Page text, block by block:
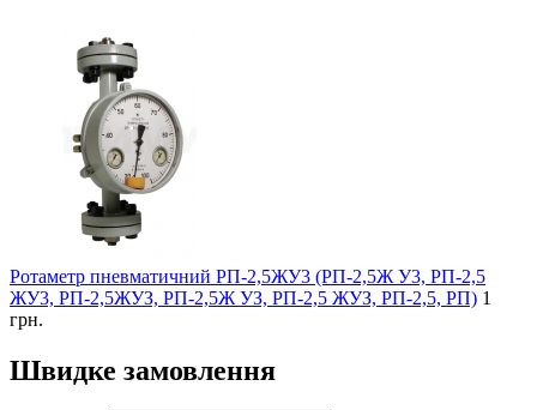
Ротаметр пневматичний РП-2,5ЖУ3 (РП-2,5Ж У3, РП-2,5
ЖУ3, РП-2,5ЖУЗ, РП-2,5Ж УЗ, РП-2,5 ЖУЗ, РП-2,5, РП) 1
грн.
Швидке замовлення